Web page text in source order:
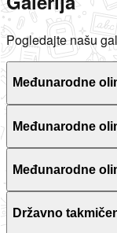
Pogledajte našu
Međunarodne
Međunarodne
Međunarodne
Državno